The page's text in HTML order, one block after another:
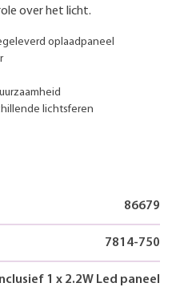
over het licht.
oplaadpaneel
lichtsferen
86679
7814-750
Inclusief 1 x 2.2W Led paneel